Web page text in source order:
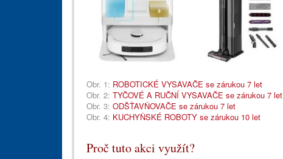
Obr. 1: ROBOTICKÉ VYSAVAČE se zárukou 7 let
Obr. 2: TYČOVÉ A RUČNÍ VYSAVAČE se zárukou 7 let
Obr. 3: ODŠŤAVŇOVAČE se zárukou 7 let
Obr. 4: KUCHYŇSKÉ ROBOTY se zárukou 10 let
Proč tuto akci využít?